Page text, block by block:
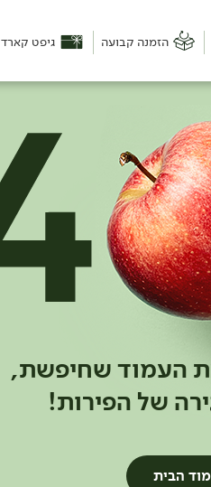
הזמנה קבועה גיפט קארד
העמוד שחיפשת,
של הפירות!
הבית